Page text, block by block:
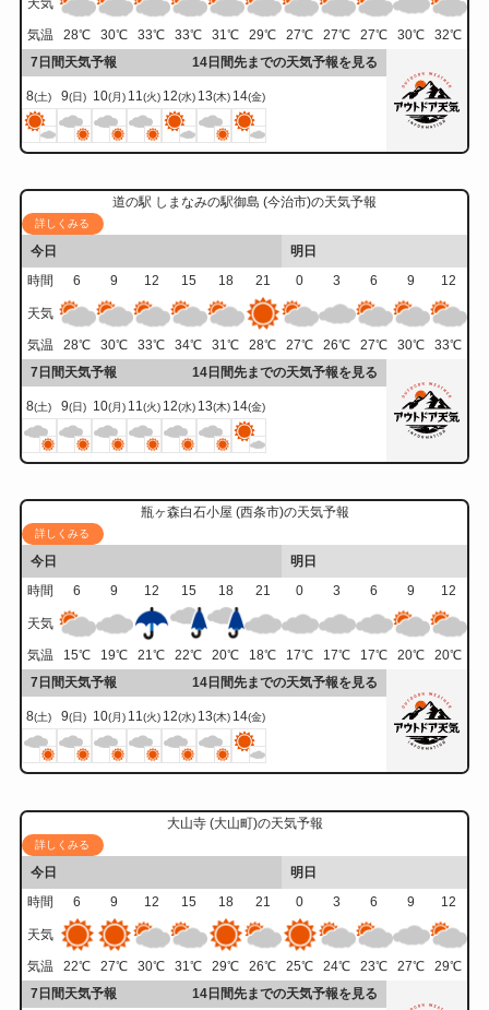
天気
気温 28℃ 30℃ 33℃ 33℃ 31℃ 29℃ 27℃ 27℃ 27℃ 30℃ 32℃
7日間天気予報
14日間先までの天気予報を見る
8(土) 9(日) 10(月) 11(火) 12(水) 13(木) 14(金)
道の駅 しまなみの駅御島 (今治市)の天気予報
詳しくみる
今日
明日
時間
6 9 12 15 18 21 0 3 6 9 12
天気
気温 28℃ 30℃ 33℃ 34℃ 31℃ 28℃ 27℃ 26℃ 27℃ 30℃ 33℃
7日間天気予報
14日間先までの天気予報を見る
8(土) 9(日) 10(月) 11(火) 12(水) 13(木) 14(金)
瓶ヶ森白石小屋 (西条市)の天気予報
詳しくみる
今日
明日
時間
6 9 12 15 18 21 0 3 6 9 12
天気
気温 15℃ 19℃ 21℃ 22℃ 20℃ 18℃ 17℃ 17℃ 17℃ 20℃ 20℃
7日間天気予報
14日間先までの天気予報を見る
8(土) 9(日) 10(月) 11(火) 12(水) 13(木) 14(金)
大山寺 (大山町)の天気予報
詳しくみる
今日
明日
時間
6 9 12 15 18 21 0 3 6 9 12
天気
気温 22℃ 27℃ 30℃ 31℃ 29℃ 26℃ 25℃ 24℃ 23℃ 27℃ 29℃
7日間天気予報
14日間先までの天気予報を見る